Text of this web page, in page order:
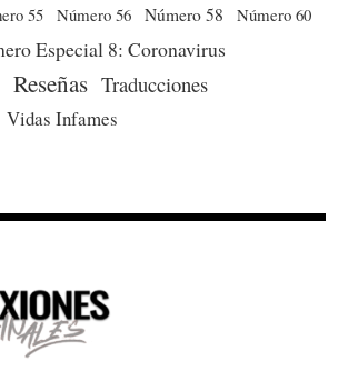
55 Número 56 Número 58
Número 60
Especial 8: Coronavirus
Reseñas Traducciones
Vidas Infames